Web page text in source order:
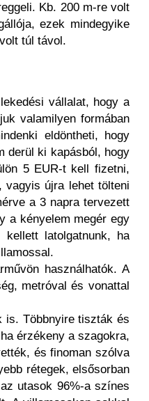
Kb. 200 m-re volt
ezek mindegyike
túl távol.
vállalat, hogy a
valamilyen formában
eldöntheti, hogy
derül ki kapásból, hogy
5 EUR-t kell fizetni,
újra lehet tölteni
a 3 napra tervezett
a kényelem megér egy
latolgatnunk, ha
használhatók. A
metróval és vonattal
is. Többnyire tiszták és
érzékeny a szagokra,
és finoman szólva
rétegek, elsősorban
utasok 96%-a színes